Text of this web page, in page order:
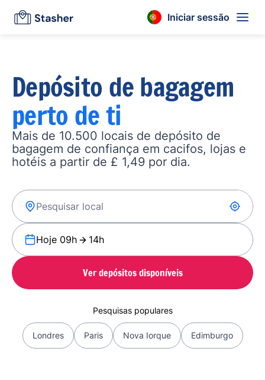
Iniciar sessão
Depósito de bagagem
perto de ti
Mais de 10.500 locais de depósito de
bagagem de confiança em cacifos, lojas e
hotéis a partir de £ 1,49 por dia.
Hoje 09h 14h
Ver depósitos disponíveis
Pesquisas populares
Londres Paris Nova Iorque Edimburgo